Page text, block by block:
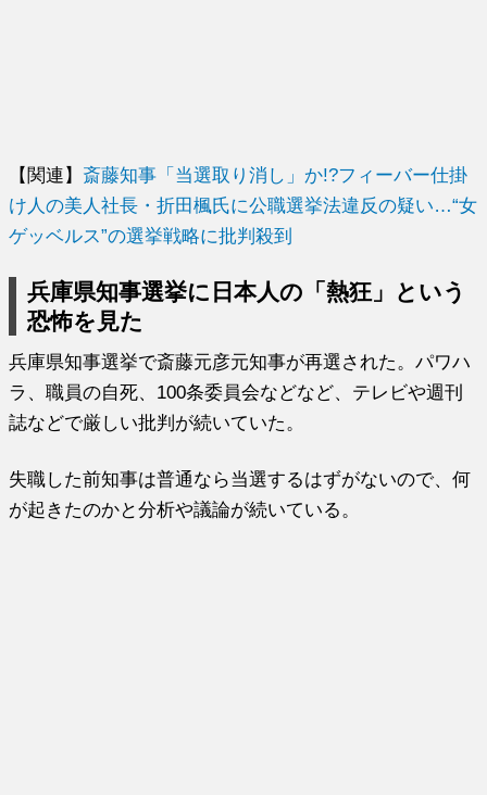
【関連】 斎藤知事「当選取り消し」か!?フィーバー仕掛
け人の美人社長・折田楓氏に公職選挙法違反の疑い…“女
ゲッベルス”の選挙戦略に批判殺到
兵庫県知事選挙に日本人の「熱狂」という
恐怖を見た
兵庫県知事選挙で斎藤元彦元知事が再選された。パワハ
ラ、職員の自死、100条委員会などなど、テレビや週刊
誌などで厳しい批判が続いていた。
失職した前知事は普通なら当選するはずがないので、何
が起きたのかと分析や議論が続いている。